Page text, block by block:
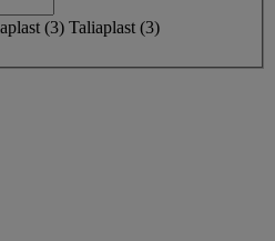
(3) Taliaplast (3)